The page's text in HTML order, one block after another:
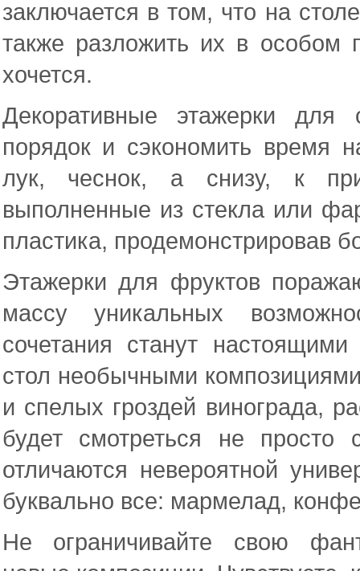
заключается в том, что на
также разложить их в особом
хочется.
Декоративные этажерки
порядок и сэкономить время
лук, чеснок, а снизу, к
выполненные из стекла или
пластика, продемонстрировав
Этажерки для фруктов
массу уникальных
сочетания станут
стол необычными
и спелых гроздей винограда,
будет смотреться не просто
отличаются невероятной
буквально все: мармелад,
Не ограничивайте свою